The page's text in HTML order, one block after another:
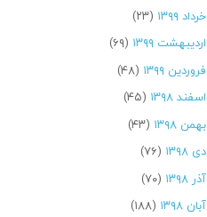
خرداد ۱۳۹۹
(۲۳)
اردیبهشت ۱۳۹۹
(۶۹)
فروردین ۱۳۹۹
(۴۸)
اسفند ۱۳۹۸
(۴۵)
بهمن ۱۳۹۸
(۴۳)
دی ۱۳۹۸
(۷۶)
آذر ۱۳۹۸
(۷۰)
آبان ۱۳۹۸
(۱۸۸)